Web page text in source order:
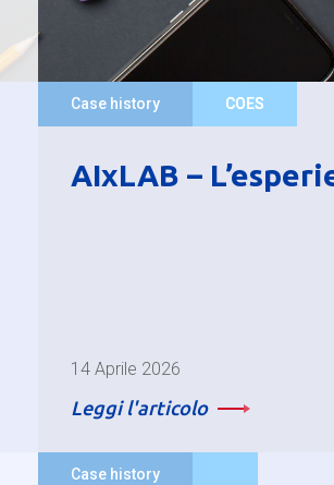
Case history COES
AIxLAB –
14 Aprile 2026
Leggi l'articolo
Case history